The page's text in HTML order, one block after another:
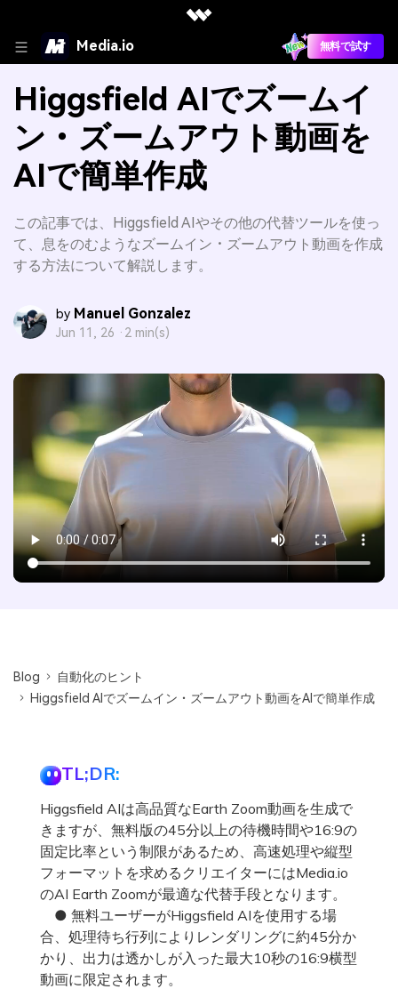
Media.io 無料で試す
Higgsfield AIでズームイ
ン・ズームアウト動画を
AIで簡単作成
この記事では、Higgsfield AIやその他の代替ツールを使っ
て、息をのむようなズームイン・ズームアウト動画を作成
する方法について解説します。
by Manuel Gonzalez
Jun 11, 26 · 2 min(s)
Blog
自動化のヒント
Higgsfield AIでズームイン・ズームアウト動画をAIで簡単作成
TL;DR:
Higgsfield AIは高品質なEarth Zoom動画を生成で
きますが、無料版の45分以上の待機時間や16:9の
固定比率という制限があるため、高速処理や縦型
フォーマットを求めるクリエイターにはMedia.io
のAI Earth Zoomが最適な代替手段となります。
● 無料ユーザーがHiggsfield AIを使用する場
合、処理待ち行列によりレンダリングに約45分か
かり、出力は透かしが入った最大10秒の16:9横型
動画に限定されます。